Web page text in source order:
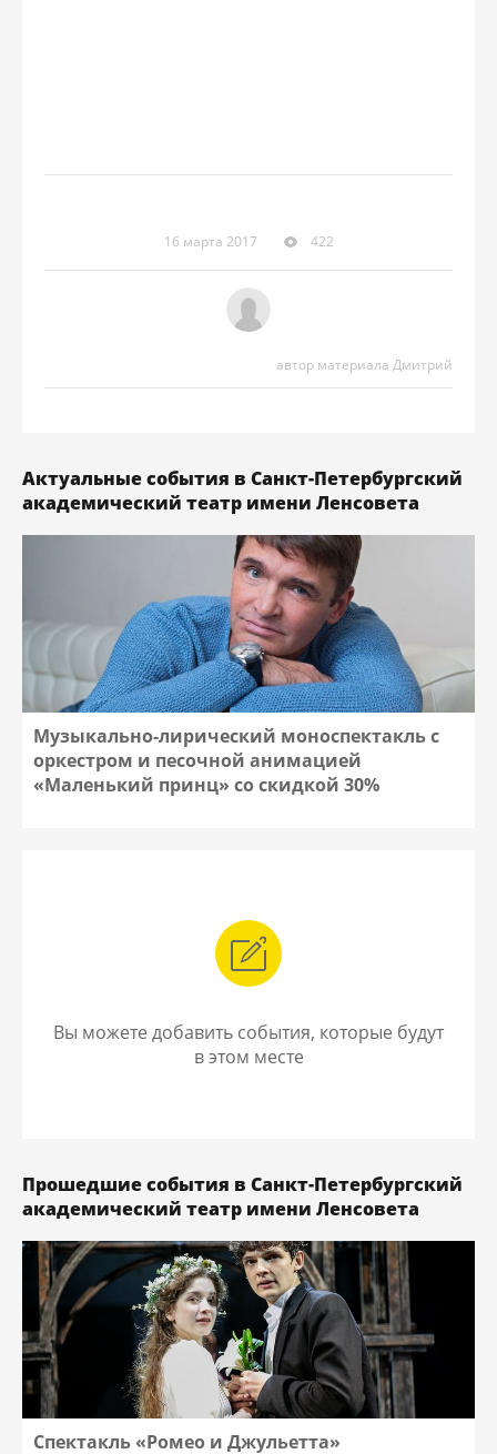
16 марта 2017 422
автор материала Дмитрий
Актуальные события в Санкт-Петербургский
академический театр имени Ленсовета
Музыкально-лирический моноспектакль с
оркестром и песочной анимацией
«Маленький принц» со скидкой 30%
Вы можете добавить события, которые будут
в этом месте
Прошедшие события в Санкт-Петербургский
академический театр имени Ленсовета
Спектакль «Ромео и Джульетта»